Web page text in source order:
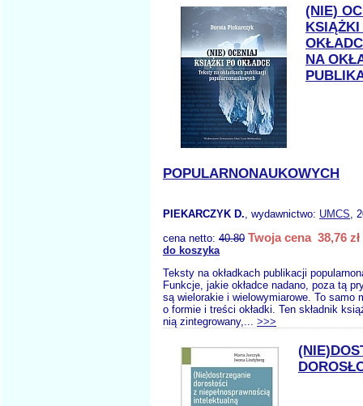
(NIE)
KSIĄŻKI
NA
POPULARNONAUKOWYCH
PIEKARCZYK D., wydawnictwo: UMCS,
cena netto: 40.80 Twoja cena 38,76 zł
do koszyka
Teksty na okładkach publikacji
Funkcje, jakie okładce nadano, poza tą
są wielorakie i wielowymiarowe. To samo
o formie i treści okładki. Ten składnik
nią zintegrowany,... >>>